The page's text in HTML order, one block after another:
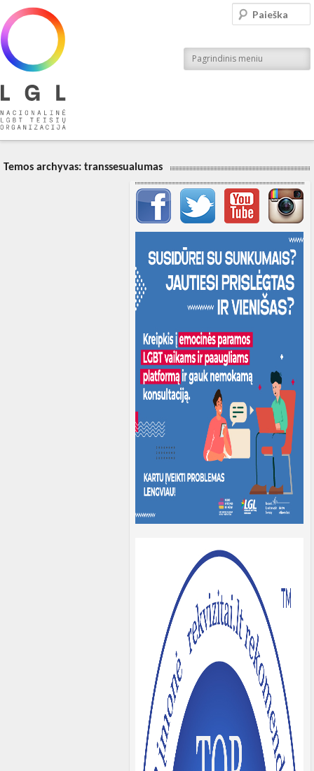
Nacionalinė LGBT teisių organizacija
Pagrindinis meniu
Paieška
Temos archyvas: transsesualumas
Svarbių įrašų meniu